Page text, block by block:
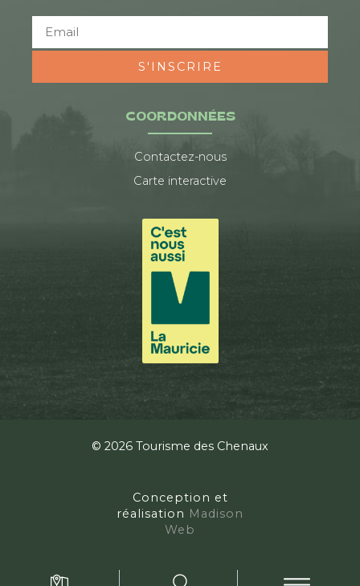
COORDONNÉES
Contactez-nous
Carte interactive
S'INSCRIRE
© 2026 Tourisme des Chenaux
Conception et
réalisation Madison
Web